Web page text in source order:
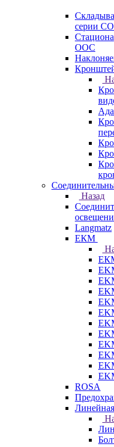
серии
ООС
Назад
Langmatz
ЕКМ
ROSA